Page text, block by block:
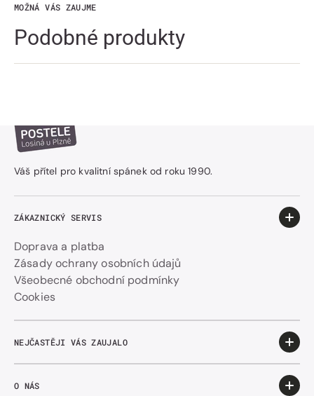
MOŽNÁ VÁS ZAUJME
Podobné produkty
Váš přítel pro kvalitní spánek od roku 1990.
ZÁKAZNICKÝ SERVIS
Doprava a platba
Zásady ochrany osobních údajů
Všeobecné obchodní podmínky
Cookies
NEJČASTĚJI VÁS ZAUJALO
O NÁS